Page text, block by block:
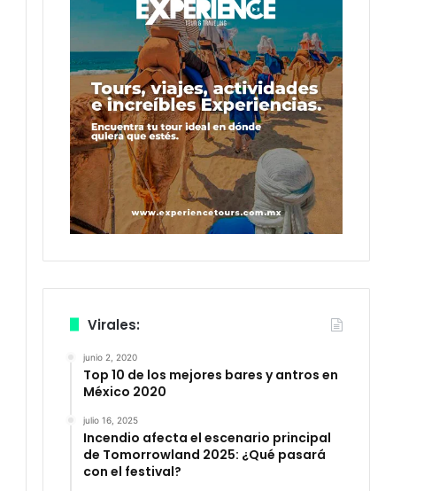
Virales:
junio 2, 2020
Top 10 de los mejores bares y antros en
México 2020
julio 16, 2025
Incendio afecta el escenario principal
de Tomorrowland 2025: ¿Qué pasará
con el festival?